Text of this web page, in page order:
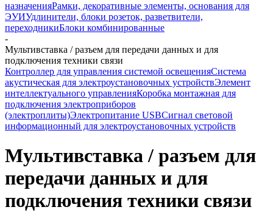
назначенияРамки, декоративные элементы, основания для
ЭУИУдлинители, блоки розеток, разветвители,
переходникиБлоки комбинированные
-
Мультивставка / разъем для передачи данных и для
подключения техники связи
Контроллер для управления системой освещенияСистема
акустическая для электроустановочных устройствЭлемент
интеллектуального управленияКоробка монтажная для
подключения электроприборов
(электроплиты)Электропитание USBСигнал световой
информационный для электроустановочных устройств
Мультивставка / разъем для
передачи данных и для
подключения техники связи